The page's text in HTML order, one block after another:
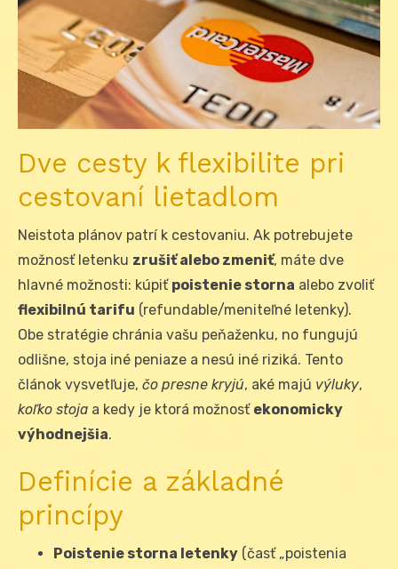
Dve cesty k flexibilite pri
cestovaní lietadlom
Neistota plánov patrí k cestovaniu. Ak potrebujete
možnosť letenku zrušiť alebo zmeniť, máte dve
hlavné možnosti: kúpiť poistenie storna alebo zvoliť
flexibilnú tarifu (refundable/meniteľné letenky).
Obe stratégie chránia vašu peňaženku, no fungujú
odlišne, stoja iné peniaze a nesú iné riziká. Tento
článok vysvetľuje, čo presne kryjú, aké majú výluky,
koľko stoja a kedy je ktorá možnosť ekonomicky
výhodnejšia.
Definície a základné
princípy
Poistenie storna letenky (časť „poistenia